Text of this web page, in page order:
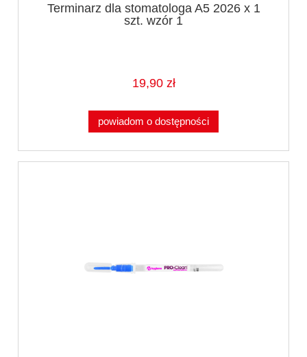
Terminarz dla stomatologa A5 2026 x 1
szt. wzór 1
19,90 zł
powiadom o dostępności